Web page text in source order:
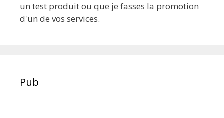
un test produit ou que je fasses la promotion
d'un de vos services.
Pub